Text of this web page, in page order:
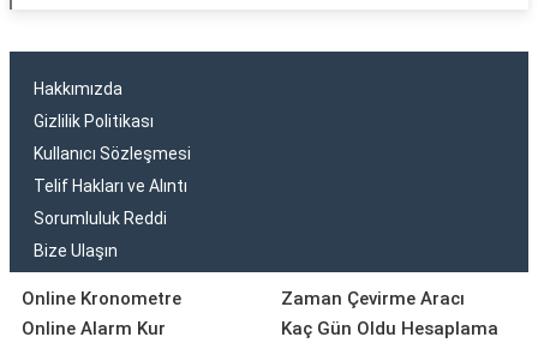
Hakkımızda
Gizlilik Politikası
Kullanıcı Sözleşmesi
Telif Hakları ve Alıntı
Sorumluluk Reddi
Bize Ulaşın
Online Kronometre
Online Alarm Kur
Zaman Çevirme Aracı
Kaç Gün Oldu Hesaplama